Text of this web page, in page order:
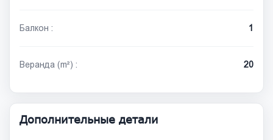
Балкон : 1
Веранда (m²) : 20
Дополнительные детали